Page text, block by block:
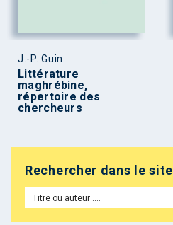
J.-P. Guin
Littérature
maghrébine,
répertoire des
chercheurs
Rechercher dans le site